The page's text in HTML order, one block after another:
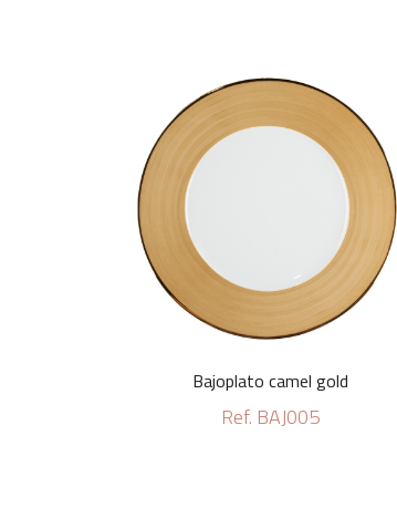
Bajoplato camel gold
Ref. BAJ005